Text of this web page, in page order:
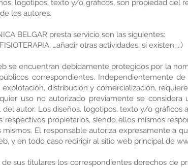
logotipos, texto y/o gráficos, son propiedad del
los autores.
BELGAR presta servicio son las siguientes:
…añadir otras actividades, si existen…..)
se encuentran debidamente protegidos por la
correspondientes. Independientemente
distribución y comercialización,
uso no autorizado previamente se
autor. Los diseños, logotipos, texto y/o gráficos
propietarios, siendo ellos mismos
mismos. El responsable autoriza expresamente a
y en todo caso redirigir al sitio web principal de
sus titulares los correspondientes derechos de